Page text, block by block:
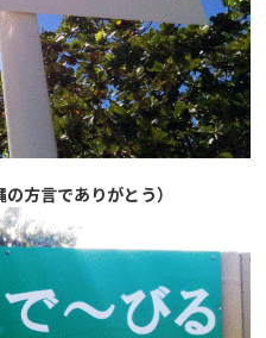
方言でありがとう）